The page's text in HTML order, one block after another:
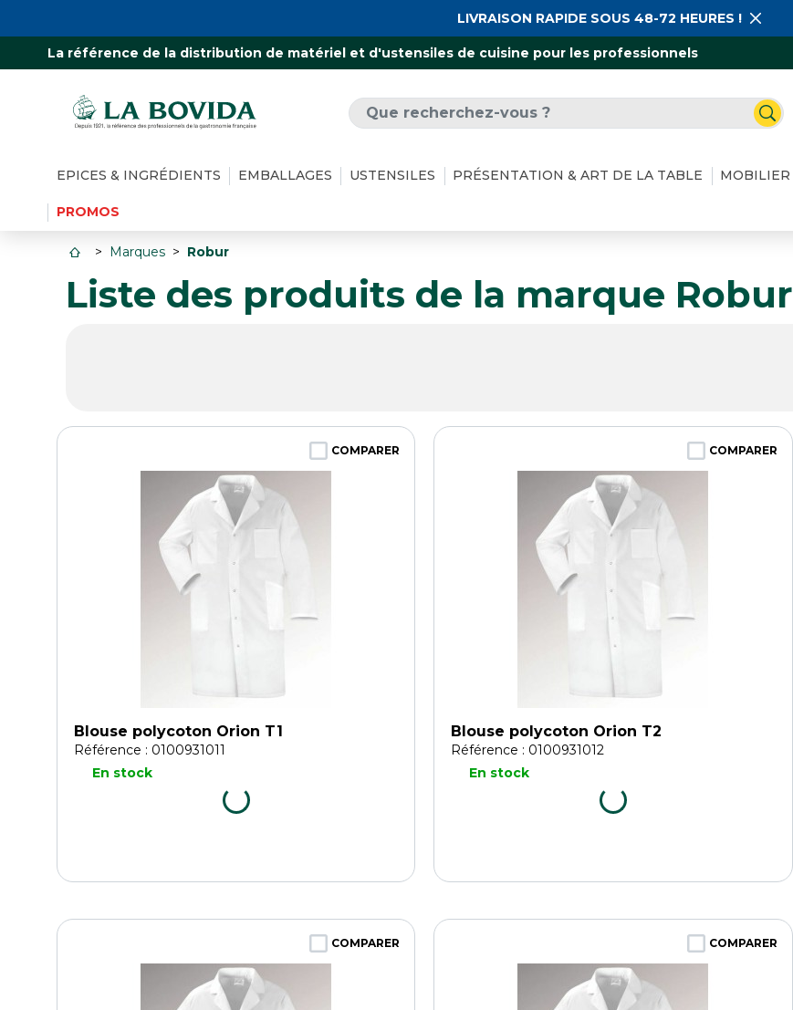
La référence de la distribution de matériel et d'ustensiles de cuisine pour les professionnels
EPICES & INGRÉDIENTS EMBALLAGES USTENSILES PRÉSENTATION & ART DE LA TABLE MOBILIER
PROMOS
LIVRAISON RAPIDE SOUS 48-72 HEURES !
Marques Robur
Liste des produits de la marque Robur
Blouse polycoton Orion T1
Référence : 0100931011
En stock
COMPARER
Blouse polycoton Orion T2
Référence : 0100931012
En stock
COMPARER
COMPARER COMPARER